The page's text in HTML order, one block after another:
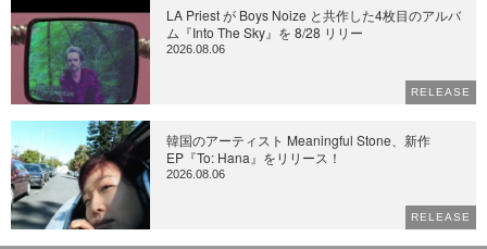
LA Priest が Boys Noize と共作した4枚目のアルバ
ム『Into The Sky』を 8/28 リリー
2026.08.06
RELEASE
韓国のアーティスト Meaningful Stone、新作
EP『To: Hana』をリリース！
2026.08.06
RELEASE